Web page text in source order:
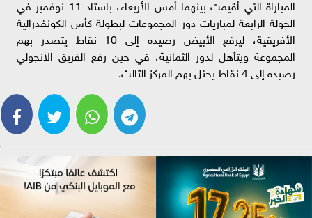
المباراة التي أقيمت بينهما أمس الأربعاء، باستاد 11 نوفمبر في
الجولة الرابعة لمباريات دور المجموعات لبطولة كأس الكونفدرالية
الأفريقية، ليرفع الأبيض رصيده إلى 10 نقاط يتصدر بهم
المجموعة ويتأهل لدور الثمانية، في حين رفع الفريق الأنجولي
رصيده إلى 4 نقاط يحتل بهم المركز الثالث.